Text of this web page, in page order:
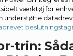
værktøj for
understøtte
trin: